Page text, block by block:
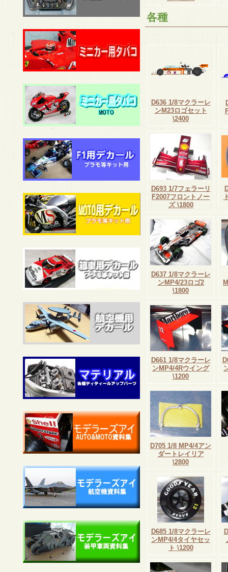
各種
D636 1/8マクラーレ
ンM23ロゴセット
\2400
D693 1/7フェラーリ
F2007フロントノー
ズ \1800
D637 1/8マクラーレ
ンMP4/23ロゴ2
\1800
D661 1/8マクラーレ
ンMP4/4Rウイング
\1200
D705 1/8 MP4/4アン
ダートレイリア
\2800
D685 1/8マクラーレ
ンMP4/4タイヤセッ
ト \1200